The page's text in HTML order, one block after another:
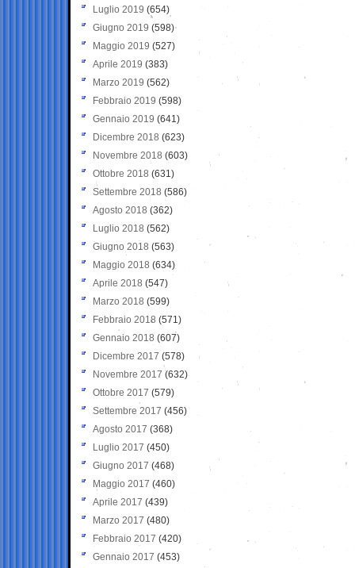
Luglio 2019 (654)
Giugno 2019 (598)
Maggio 2019 (527)
Aprile 2019 (383)
Marzo 2019 (562)
Febbraio 2019 (598)
Gennaio 2019 (641)
Dicembre 2018 (623)
Novembre 2018 (603)
Ottobre 2018 (631)
Settembre 2018 (586)
Agosto 2018 (362)
Luglio 2018 (562)
Giugno 2018 (563)
Maggio 2018 (634)
Aprile 2018 (547)
Marzo 2018 (599)
Febbraio 2018 (571)
Gennaio 2018 (607)
Dicembre 2017 (578)
Novembre 2017 (632)
Ottobre 2017 (579)
Settembre 2017 (456)
Agosto 2017 (368)
Luglio 2017 (450)
Giugno 2017 (468)
Maggio 2017 (460)
Aprile 2017 (439)
Marzo 2017 (480)
Febbraio 2017 (420)
Gennaio 2017 (453)